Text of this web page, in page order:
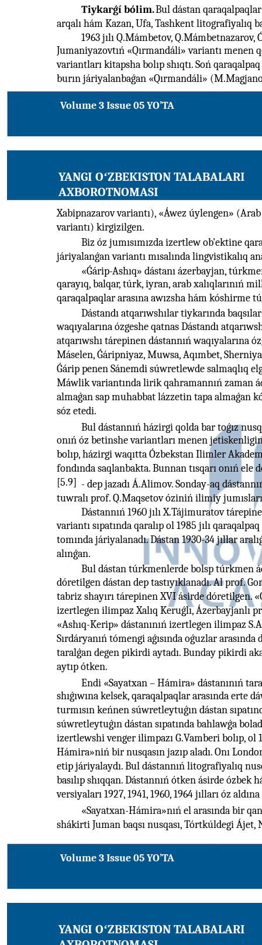
Volume 3 Issue 05 YO’TA
Tiykarǵí bólim.Bul dástan
arqalı hám Kazan, Ufa, Tashkent litografiyalıq
1963 jılı Q.Mámbetov,
Jumaniyazovtıń «Qırmandáli» variantı menen
variantları kitapsha bolıp shıqtı. Soń
burın járiyalanbaǵan «Qırmandáli»
YANGI OʻZBEKISTON TALABALARI
AXBOROTNOMASI
Volume 3 Issue 05 YO’TA
Xabipnazarov variantı), «Áwez úylengen»
variantı) kirgizilgen.
Biz óz jumısımızda izertlew ob'ektine
járiyalanǵan variantı mısalında lingvistikalıq
«Ǵárip-Ashıq» dástanı ázerbayjan,
qarayıq, balqar, túrk, iyran, arab xalıqlarınıń
qaraqalpaqlar arasına awızsha hám kóshirme
Dástandı atqarıwshılar tiykarında
waqıyalarına ózgeshe qatnas Dástandı
atqarıwshı tárepinen dástannıń waqıyalarına
Máselen, Ǵáripniyaz, Muwsa, Aqımbet,
Ǵárip penen Sánemdi súwretlewde salmaqlıq
Máwlik variantında lirik qahramannıń zaman
almaǵan sap muhabbat lázzetin tapa almaǵan
sóz etedi.
Bul dástannıń házirgi qolda bar toǵız
onıń óz betinshe variantları menen
bolıp, házirgi waqıtta Ózbekstan Ilimler
fondında saqlanbakta. Bunnan tısqarı onıń ele
[5.9] - dep jazadı Á.Alimov. Sonday-aq
tuwralı prof. Q.Maqsetov óziniń ilimiy
Dástannıń 1960 jılı X.Tájimuratov
variantı sıpatında qaralıp ol 1985 jılı
tomında járiyalanadı. Dástan 1930-34 jıllar
alınǵan.
Bul dástan túrkmenlerde bolsp túrkmen
dóretilgen dástan dep tastıyıklanadı. Al prof.
tabriz shayırı tárepinen XVI ásirde dóretilgen.
izertlegen ilimpaz Xalıq Keruǵlı, Ázerbayjanlı
«Ashıq-Kerip» dástanınıń izertlegen ilimpaz
Sırdáryanıń tómengi aǵısında oǵuzlar
taralǵan degen pikirdi aytadı. Bunday pikirdi
aytıp ótken.
Endi «Sayatxan – Hámira» dástanınıń
shıǵıwına kelsek, qaraqalpaqlar arasında erte
turmısın keńnen súwretleytuǵın dástan
súwretleytuǵın dástan sıpatında bahlawǵa
izertlewshi venger ilimpazı G.Vamberi bolıp, ol
Hámira»niń bir nusqasın jazıp aladı. Onı
etip járiyalaydı. Bul dástannıń litografiyalıq
basılıp shıqqan. Dástannıń ótken ásirde
versiyaları 1927, 1941, 1960, 1964 jılları óz
«Sayatxan-Hámira»nıń el arasında bir
shákirti Juman baqsı nusqası, Tórtkúldegi
YANGI OʻZBEKISTON TALABALARI